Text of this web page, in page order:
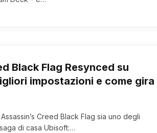
Black Flag Resynced su
impostazioni e come gira
Creed Black Flag sia uno degli
di casa Ubisoft:…